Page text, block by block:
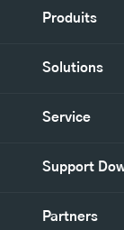
Produits
Solutions
Service
Support
Partners